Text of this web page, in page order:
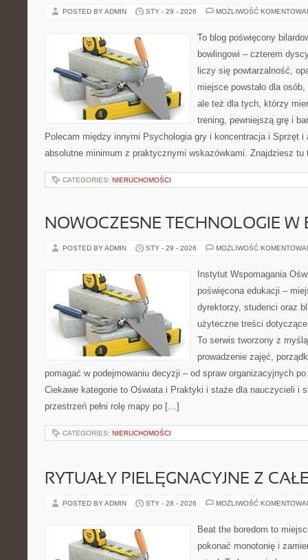
POSTED BY ADMIN STY - 29 - 2026 MOŻLIWOŚĆ
To blog poświęcony
bowlingowi – czterem
liczy się powtarzalność,
miejsce powstało dla
ale też dla tych, którzy
trening, pewniejszą grę i
Polecam między innymi Psychologia gry i koncentracja i Sprzęt i
absolutne minimum z praktycznymi wskazówkami. Znajdziesz
CATEGORIES: NIERUCHOMOŚCI
NOWOCZESNE TECHNOLOGIE W
POSTED BY ADMIN STY - 29 - 2026 MOŻLIWOŚĆ
Instytut Wspomagania
poświęcona edukacji –
dyrektorzy, studenci oraz
użyteczne treści
To serwis tworzony z
prowadzenie zajęć,
pomagać w podejmowaniu decyzji – od spraw organizacyjnych
Ciekawe kategorie to Oświata i Praktyki i staże dla nauczycieli i
przestrzeń pełni rolę mapy po […]
CATEGORIES: NIERUCHOMOŚCI
RYTUAŁY PIELĘGNACYJNE Z
POSTED BY ADMIN STY - 28 - 2026 MOŻLIWOŚĆ
Beat the boredom to
pokonać monotonię i